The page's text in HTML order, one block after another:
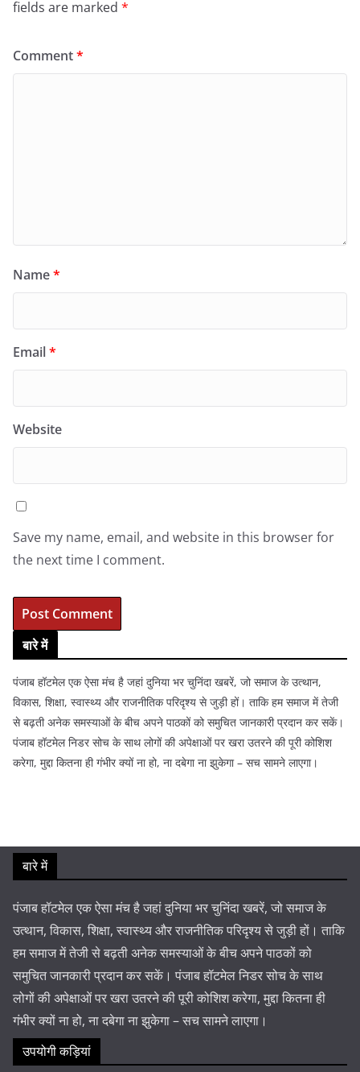
fields are marked *
Comment*
Name*
Email*
Website
Save my name, email, and website in this browser for
the next time I comment.
बारे में
पंजाब हॉटमेल एक ऐसा मंच है जहां दुनिया भर चुनिंदा खबरें, जो समाज के उत्थान,
विकास, शिक्षा, स्वास्थ्य और राजनीतिक परिदृश्य से जुड़ी हों। ताकि हम समाज में तेजी
से बढ़ती अनेक समस्याओं के बीच अपने पाठकों को समुचित जानकारी प्रदान कर सकें।
पंजाब हॉटमेल निडर सोच के साथ लोगों की अपेक्षाओं पर खरा उतरने की पूरी कोशिश
करेगा, मुद्दा कितना ही गंभीर क्यों ना हो, ना दबेगा ना झुकेगा – सच सामने लाएगा।
बारे में
पंजाब हॉटमेल एक ऐसा मंच है जहां दुनिया भर चुनिंदा खबरें, जो समाज के
उत्थान, विकास, शिक्षा, स्वास्थ्य और राजनीतिक परिदृश्य से जुड़ी हों। ताकि
हम समाज में तेजी से बढ़ती अनेक समस्याओं के बीच अपने पाठकों को
समुचित जानकारी प्रदान कर सकें। पंजाब हॉटमेल निडर सोच के साथ
लोगों की अपेक्षाओं पर खरा उतरने की पूरी कोशिश करेगा, मुद्दा कितना ही
गंभीर क्यों ना हो, ना दबेगा ना झुकेगा – सच सामने लाएगा।
उपयोगी कड़ियां